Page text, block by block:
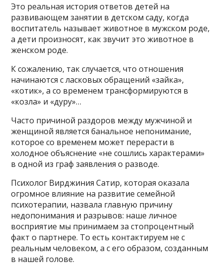
Это реальная история ответов детей на
развивающем занятии в детском саду, когда
воспитатель называет животное в мужском роде,
а дети произносят, как звучит это животное в
женском роде.
К сожалению, так случается, что отношения
начинаются с ласковых обращений «зайка»,
«котик», а со временем трансформируются в
«козла» и «дуру»…
Часто причиной раздоров между мужчиной и
женщиной является банальное непонимание,
которое со временем может перерасти в
холодное объяснение «не сошлись характерами»
в одной из граф заявления о разводе.
Психолог Вирджиния Сатир, которая оказала
огромное влияние на развитие семейной
психотерапии, назвала главную причину
недопонимания и разрывов: наше личное
восприятие мы принимаем за стопроцентный
факт о партнере. То есть контактируем не с
реальным человеком, а с его образом, созданным
в нашей голове.